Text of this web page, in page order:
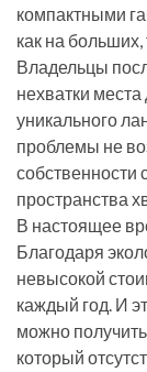
компактными
как на
Владельцы
нехватки места
уникального
проблемы не
собственности
пространства
В настоящее
Благодаря
невысокой
каждый год. И
можно
который